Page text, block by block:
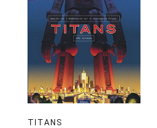
TITANS